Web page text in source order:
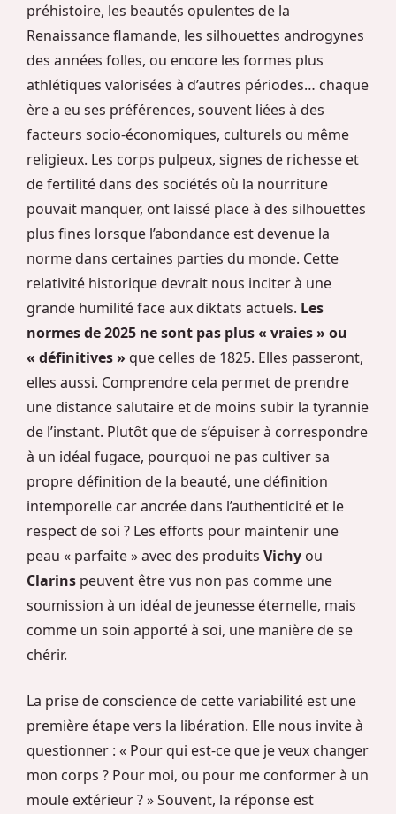
préhistoire, les beautés opulentes de la
Renaissance flamande, les silhouettes androgynes
des années folles, ou encore les formes plus
athlétiques valorisées à d’autres périodes… chaque
ère a eu ses préférences, souvent liées à des
facteurs socio-économiques, culturels ou même
religieux. Les corps pulpeux, signes de richesse et
de fertilité dans des sociétés où la nourriture
pouvait manquer, ont laissé place à des silhouettes
plus fines lorsque l’abondance est devenue la
norme dans certaines parties du monde. Cette
relativité historique devrait nous inciter à une
grande humilité face aux diktats actuels. Les
normes de 2025 ne sont pas plus « vraies » ou
« définitives » que celles de 1825. Elles passeront,
elles aussi. Comprendre cela permet de prendre
une distance salutaire et de moins subir la tyrannie
de l’instant. Plutôt que de s’épuiser à correspondre
à un idéal fugace, pourquoi ne pas cultiver sa
propre définition de la beauté, une définition
intemporelle car ancrée dans l’authenticité et le
respect de soi ? Les efforts pour maintenir une
peau « parfaite » avec des produits Vichy ou
Clarins peuvent être vus non pas comme une
soumission à un idéal de jeunesse éternelle, mais
comme un soin apporté à soi, une manière de se
chérir.
La prise de conscience de cette variabilité est une
première étape vers la libération. Elle nous invite à
questionner : « Pour qui est-ce que je veux changer
mon corps ? Pour moi, ou pour me conformer à un
moule extérieur ? » Souvent, la réponse est